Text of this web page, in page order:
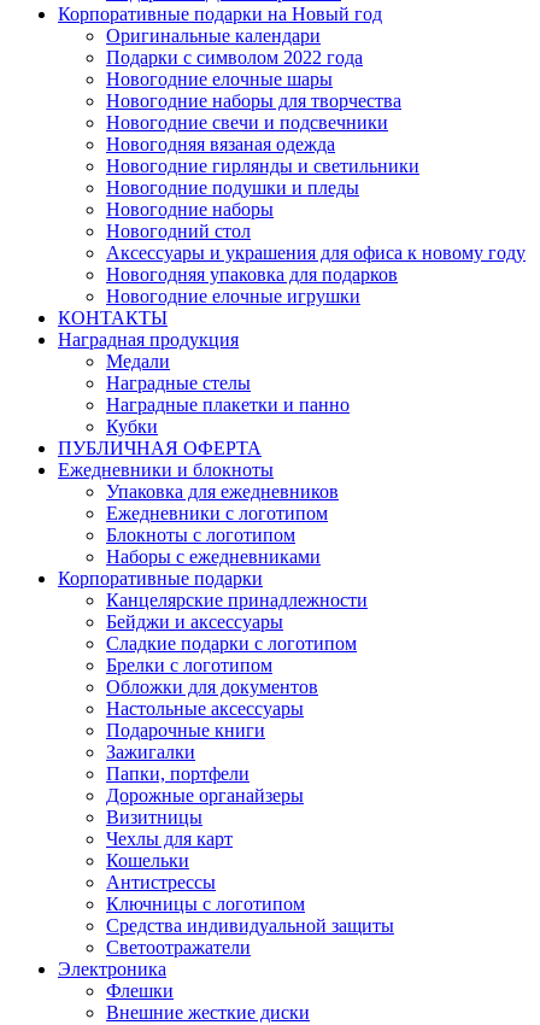
Корпоративные подарки на Новый год
Оригинальные календари
Подарки с символом 2022 года
Новогодние елочные шары
Новогодние наборы для творчества
Новогодние свечи и подсвечники
Новогодняя вязаная одежда
Новогодние гирлянды и светильники
Новогодние подушки и пледы
Новогодние наборы
Новогодний стол
Аксессуары и украшения для офиса к новому году
Новогодняя упаковка для подарков
Новогодние елочные игрушки
КОНТАКТЫ
Наградная продукция
Медали
Наградные стелы
Наградные плакетки и панно
Кубки
ПУБЛИЧНАЯ ОФЕРТА
Ежедневники и блокноты
Упаковка для ежедневников
Ежедневники с логотипом
Блокноты с логотипом
Наборы с ежедневниками
Корпоративные подарки
Канцелярские принадлежности
Бейджи и аксессуары
Сладкие подарки с логотипом
Брелки с логотипом
Обложки для документов
Настольные аксессуары
Подарочные книги
Зажигалки
Папки, портфели
Дорожные органайзеры
Визитницы
Чехлы для карт
Кошельки
Антистрессы
Ключницы с логотипом
Средства индивидуальной защиты
Светоотражатели
Электроника
Флешки
Внешние жесткие диски